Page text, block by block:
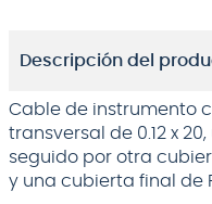
Descripción del
Cable de instrumento
transversal de 0.12 x
seguido por otra
y una cubierta final de